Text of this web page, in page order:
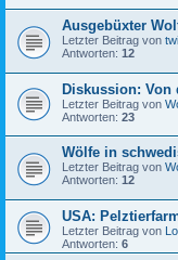
Ausgebüxter
Letzter Beitrag von
Antworten: 12
Diskussion: Von
Letzter Beitrag von
Antworten: 23
Wölfe in
Letzter Beitrag von
Antworten: 12
USA:
Letzter Beitrag von
Antworten: 6